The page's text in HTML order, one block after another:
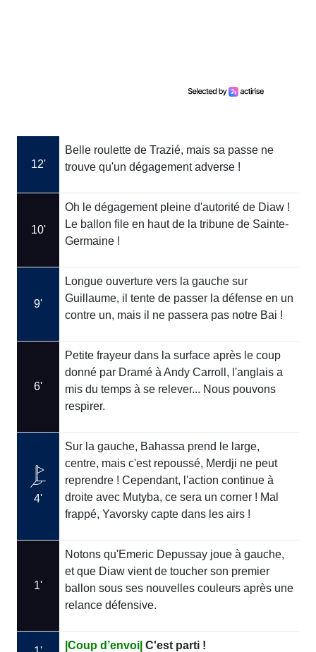
12'
Belle roulette de Trazié, mais sa passe ne
trouve qu'un dégagement adverse !
10'
Oh le dégagement pleine d'autorité de Diaw !
Le ballon file en haut de la tribune de Sainte-
Germaine !
9'
Longue ouverture vers la gauche sur
Guillaume, il tente de passer la défense en un
contre un, mais il ne passera pas notre Bai !
6'
Petite frayeur dans la surface après le coup
donné par Dramé à Andy Carroll, l'anglais a
mis du temps à se relever... Nous pouvons
respirer.
4'
Sur la gauche, Bahassa prend le large,
centre, mais c'est repoussé, Merdji ne peut
reprendre ! Cependant, l'action continue à
droite avec Mutyba, ce sera un corner ! Mal
frappé, Yavorsky capte dans les airs !
1'
Notons qu'Emeric Depussay joue à gauche,
et que Diaw vient de toucher son premier
ballon sous ses nouvelles couleurs après une
relance défensive.
|Coup d’envoi| C'est parti !